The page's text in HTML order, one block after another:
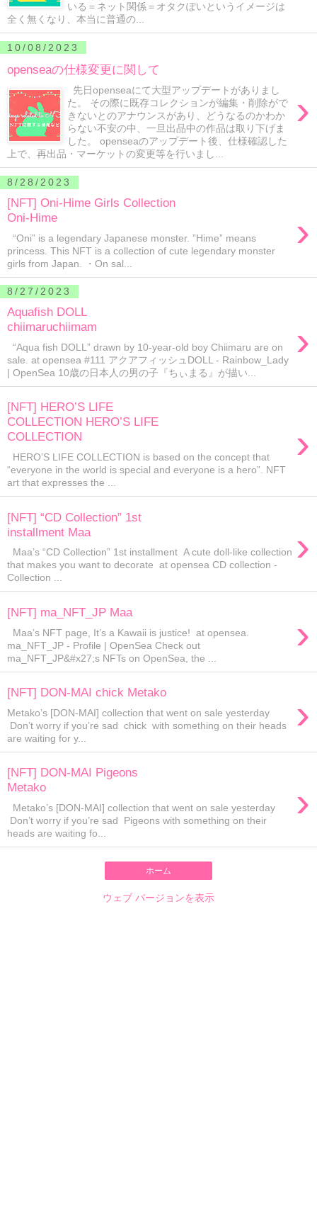
いる＝ネット関係＝オタクぽいというイメージは
全く無くなり、本当に普通の...
10/08/2023
openseaの仕様変更に関して
›
先日openseaにて大型アップデートがありまし
た。 その際に既存コレクションが編集・削除がで
きないとのアナウンスがあり、どうなるのかわか
らない不安の中、一旦出品中の作品は取り下げま
した。 openseaのアップデート後、仕様確認した
上で、再出品・マーケットの変更等を行いまし...
8/28/2023
[NFT] Oni-Hime Girls Collection
Oni-Hime
›
“Oni” is a legendary Japanese monster. ”Hime” means
princess. This NFT is a collection of cute legendary monster
girls from Japan. ・On sal...
8/27/2023
Aquafish DOLL
chiimaruchiimam
›
“Aqua fish DOLL” drawn by 10-year-old boy Chiimaru are on
sale. at opensea #111 アクアフィッシュDOLL - Rainbow_Lady
| OpenSea 10歳の日本人の男の子『ちぃまる』が描い...
[NFT] HERO’S LIFE
COLLECTION HERO’S LIFE
COLLECTION
›
HERO’S LIFE COLLECTION is based on the concept that
“everyone in the world is special and everyone is a hero”. NFT
art that expresses the ...
[NFT] “CD Collection” 1st
installment Maa
›
Maa’s “CD Collection” 1st installment A cute doll-like collection
that makes you want to decorate at opensea CD collection -
Collection ...
[NFT] ma_NFT_JP Maa ›
Maa’s NFT page, It’s a Kawaii is justice! at opensea.
ma_NFT_JP - Profile | OpenSea Check out
ma_NFT_JP&#x27;s NFTs on OpenSea, the ...
[NFT] DON-MAI chick Metako ›
Metako’s [DON-MAI] collection that went on sale yesterday
Don’t worry if you’re sad chick with something on their heads
are waiting for y...
[NFT] DON-MAI Pigeons
Metako
›
Metako’s [DON-MAI] collection that went on sale yesterday
Don’t worry if you’re sad Pigeons with something on their
heads are waiting fo...
ホーム
ウェブ バージョンを表示